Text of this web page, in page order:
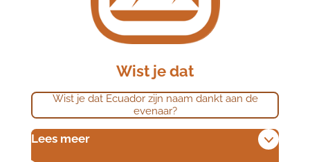
Wist je dat
Wist je dat Ecuador zijn naam dankt aan de
evenaar?
Lees meer